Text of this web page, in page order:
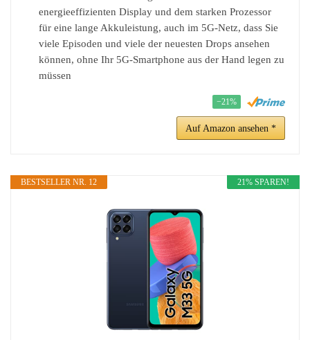
energieeffizienten Display und dem starken Prozessor
für eine lange Akkuleistung, auch im 5G-Netz, dass Sie
viele Episoden und viele der neuesten Drops ansehen
können, ohne Ihr 5G-Smartphone aus der Hand legen zu
müssen
−21%
Auf Amazon ansehen *
21% SPAREN!
BESTSELLER NR. 12